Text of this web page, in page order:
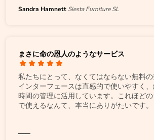
Sandra Hamnett Siesta Furniture SL
まさに命の恩人のようなサービス
私たちにとって、なくてはならない無料の
インターフェースは直感的で使いやすく
時間の管理に活用しています。これほど
で使えるなんて、本当にありがたいです。